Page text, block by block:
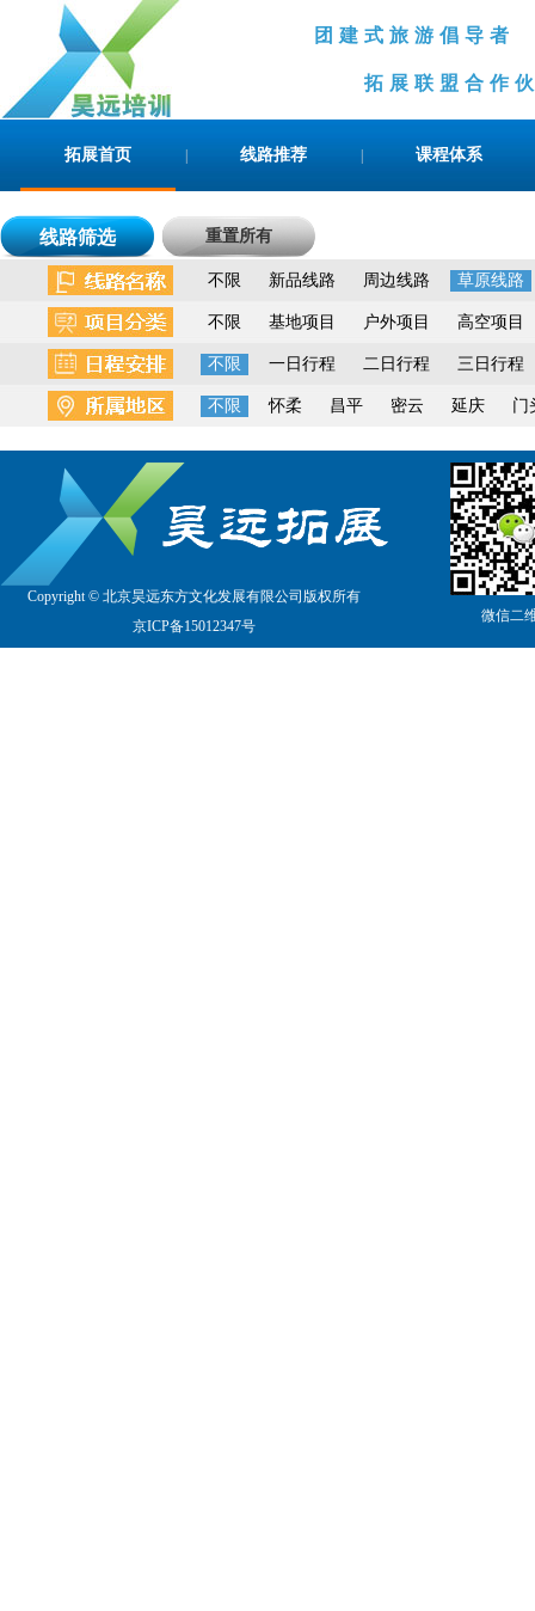
团建式旅游倡导
拓展联盟合作伙
拓展首页 线路推荐 课程体系
线路筛选 重置所有
不限 新品线路 周边线路 草原线路
不限 基地项目 户外项目 高空项目
不限 一日行程 二日行程 三日行程
不限 怀柔 昌平 密云 延庆 门
Copyright © 北京昊远东方文化发展有限公司版权所有
京ICP备15012347号
微信二